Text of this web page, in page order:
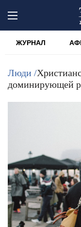
ЖУРНАЛ
Люди /
доминирующей